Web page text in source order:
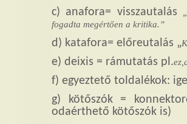
c) anafora= visszautalás
fogadta megértően a kritika.”
d) katafora= előreutalás „
e) deixis = rámutatás pl.
f) egyeztető toldalékok:
g) kötőszók =
odaérthető kötőszók is)